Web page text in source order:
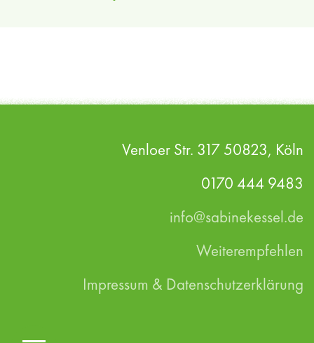
Haltung zu meiner Belastung bei? Wo stehe ich
selbst im Weg und wie kann ich lernen, mir
selbst weniger Druck zu machen? Wann sollte
„Nein“ sagen? Wie finde ich zu mehr
Gelassenheit, auch wenn der Arbeitsdruck
hoch ist? Wie bringe ich genügend Ausgleich
und Entspannung in mein Leben?
Coaching zum Thema Achtsamkeit finden Sie
Venloer Str. 317 50823, Köln
0170 444 9483
info@sabinekessel.de
Weiterempfehlen
Impressum & Datenschutzerklärung